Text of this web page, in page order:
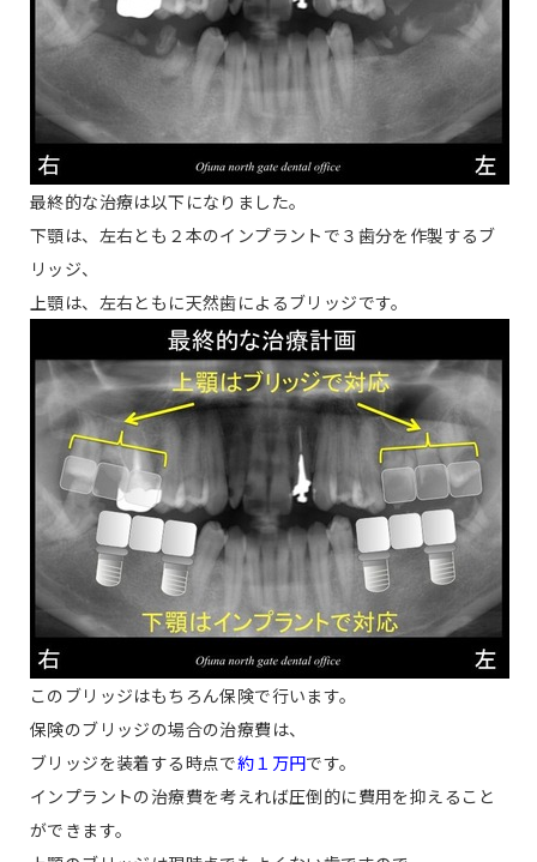
最終的な治療は以下になりました。
下顎は、左右とも２本のインプラントで３歯分を作製するブ
リッジ、
上顎は、左右ともに天然歯によるブリッジです。
このブリッジはもちろん保険で行います。
保険のブリッジの場合の治療費は、
ブリッジを装着する時点で約１万円です。
インプラントの治療費を考えれば圧倒的に費用を抑えること
ができます。